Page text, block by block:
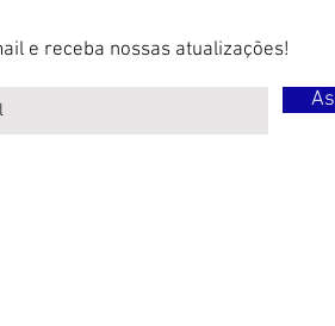
e receba nossas atualizações!